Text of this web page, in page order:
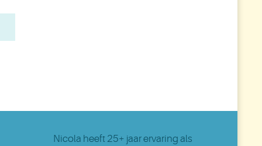
Nicola heeft 25+ jaar ervaring als